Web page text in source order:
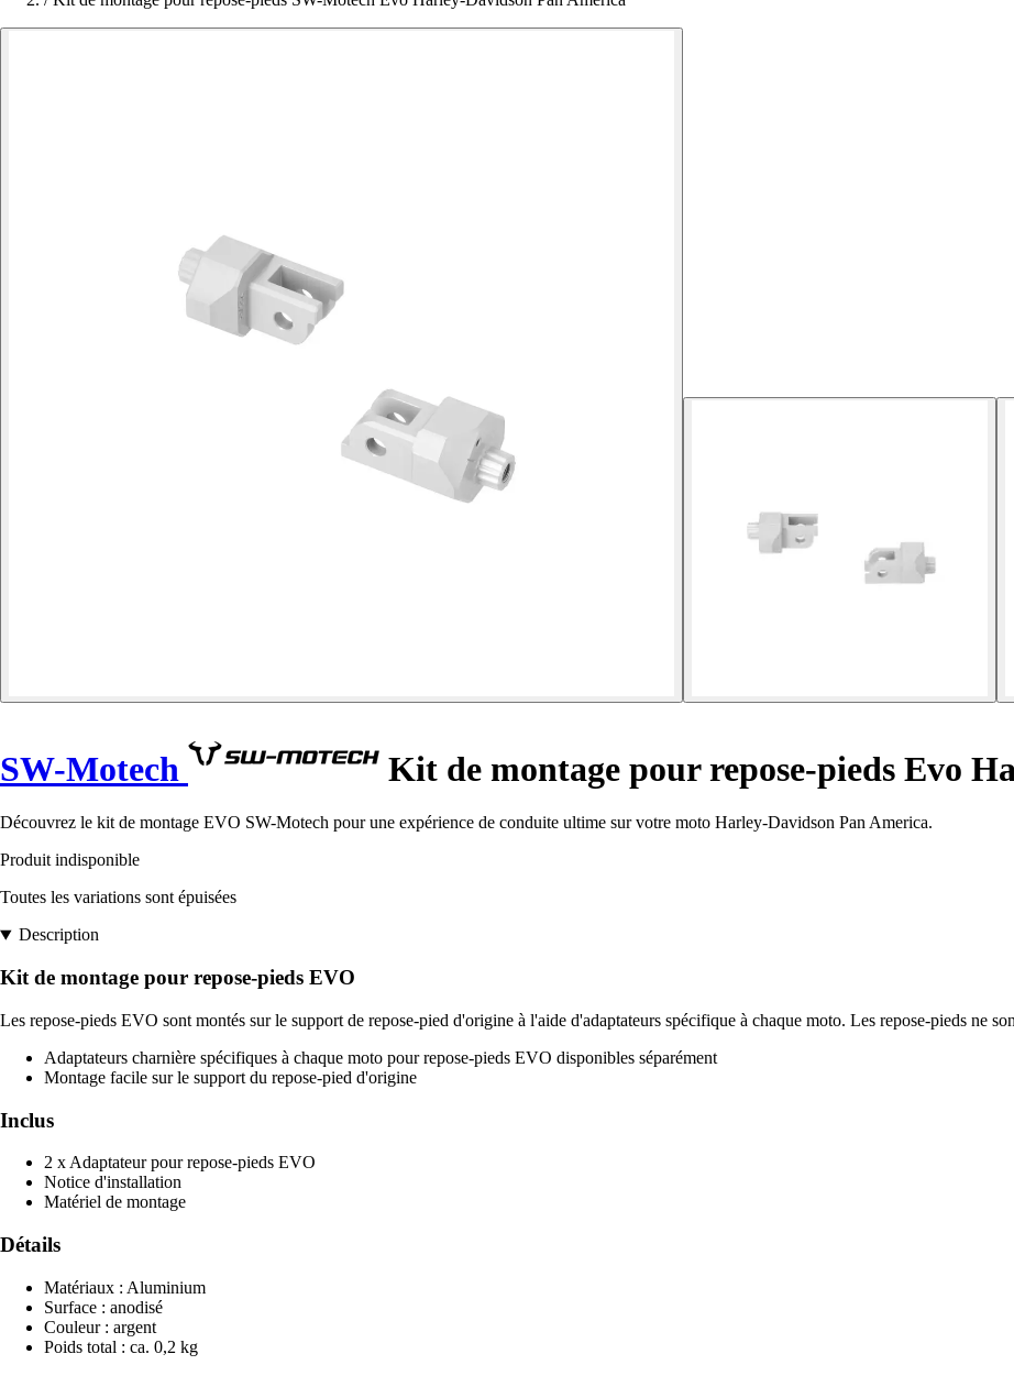
SW-Motech Kit de montage pour repose-pieds Evo
Découvrez le kit de montage EVO SW-Motech pour une expérience de conduite ultime sur votre moto Harley-Davidson Pan America.
Produit indisponible
Toutes les variations sont épuisées
Description
Kit de montage pour repose-pieds EVO
Les repose-pieds EVO sont montés sur le support de repose-pied d'origine à l'aide d'adaptateurs spécifique à chaque moto. Les repose-pieds ne
Adaptateurs charnière spécifiques à chaque moto pour repose-pieds EVO disponibles séparément
Montage facile sur le support du repose-pied d'origine
Inclus
2 x Adaptateur pour repose-pieds EVO
Notice d'installation
Matériel de montage
Détails
Matériaux : Aluminium
Surface : anodisé
Couleur : argent
Poids total : ca. 0,2 kg